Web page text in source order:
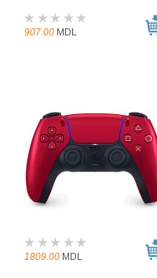
907.00 MDL
1809.00 MDL